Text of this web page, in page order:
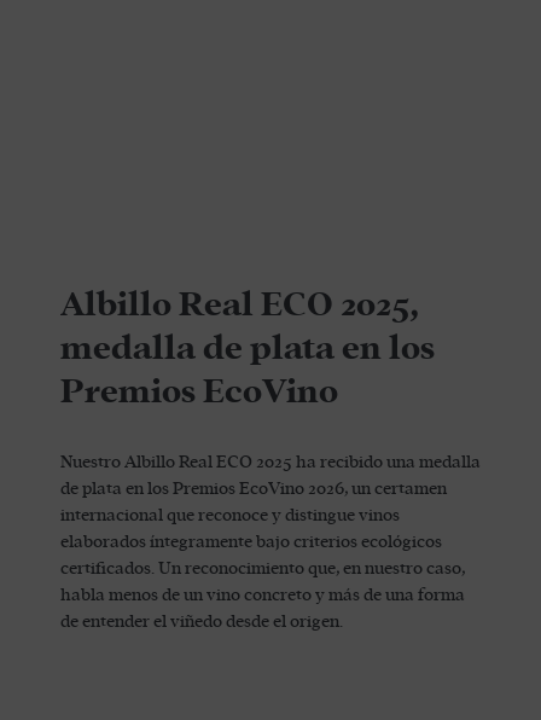
Albillo Real ECO 2025,
medalla de plata en los
Premios EcoVino
Nuestro Albillo Real ECO 2025 ha recibido una medalla
de plata en los Premios EcoVino 2026, un certamen
internacional que reconoce y distingue vinos
elaborados íntegramente bajo criterios ecológicos
certificados. Un reconocimiento que, en nuestro caso,
habla menos de un vino concreto y más de una forma
de entender el viñedo desde el origen.